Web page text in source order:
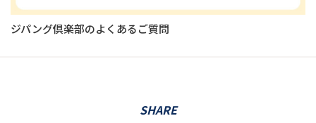
ジパング倶楽部のよくあるご質問
SHARE